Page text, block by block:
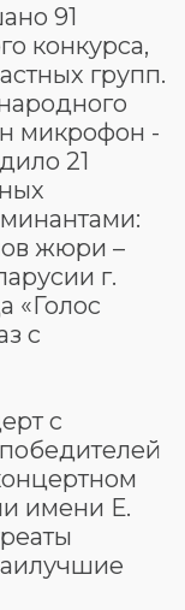
91
конкурса,
групп.
микрофон -
21
жюри –
г.
«Голос
с
с
имени Е.